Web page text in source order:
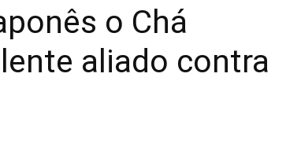
o Chá
aliado contra